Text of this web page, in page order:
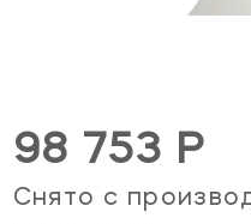
98 753 Р
Снято с